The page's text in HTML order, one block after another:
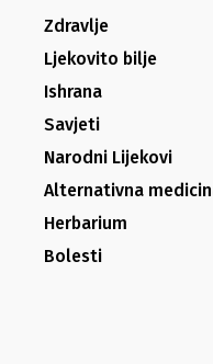
Zdravlje
Ljekovito bilje
Ishrana
Savjeti
Narodni Lijekovi
Alternativna
Herbarium
Bolesti